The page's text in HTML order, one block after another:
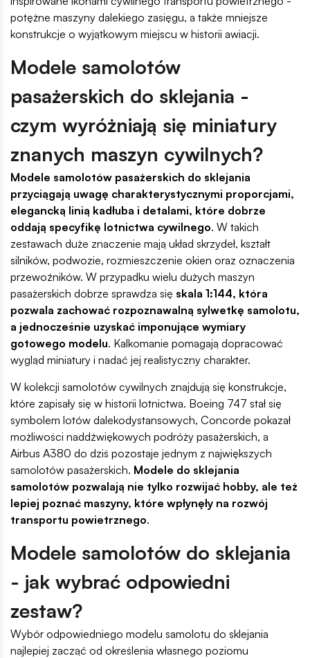
potężne maszyny dalekiego zasięgu, a także mniejsze
konstrukcje o wyjątkowym miejscu w historii awiacji.
Modele samolotów
pasażerskich do sklejania -
czym wyróżniają się miniatury
znanych maszyn cywilnych?
Modele samolotów pasażerskich do sklejania
przyciągają uwagę charakterystycznymi proporcjami,
elegancką linią kadłuba i detalami, które dobrze
oddają specyfikę lotnictwa cywilnego. W takich
zestawach duże znaczenie mają układ skrzydeł, kształt
silników, podwozie, rozmieszczenie okien oraz oznaczenia
przewoźników. W przypadku wielu dużych maszyn
pasażerskich dobrze sprawdza się skala 1:144, która
pozwala zachować rozpoznawalną sylwetkę samolotu,
a jednocześnie uzyskać imponujące wymiary
gotowego modelu. Kalkomanie pomagają dopracować
wygląd miniatury i nadać jej realistyczny charakter.
W kolekcji samolotów cywilnych znajdują się konstrukcje,
które zapisały się w historii lotnictwa. Boeing 747 stał się
symbolem lotów dalekodystansowych, Concorde pokazał
możliwości naddźwiękowych podróży pasażerskich, a
Airbus A380 do dziś pozostaje jednym z największych
samolotów pasażerskich. Modele do sklejania
samolotów pozwalają nie tylko rozwijać hobby, ale też
lepiej poznać maszyny, które wpłynęły na rozwój
transportu powietrznego.
Modele samolotów do sklejania
- jak wybrać odpowiedni
zestaw?
Wybór odpowiedniego modelu samolotu do sklejania
najlepiej zacząć od określenia własnego poziomu